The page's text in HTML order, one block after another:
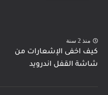
منذ 2 سنة
كيف اخفى الإشعارات من
شاشة القفل اندرويد